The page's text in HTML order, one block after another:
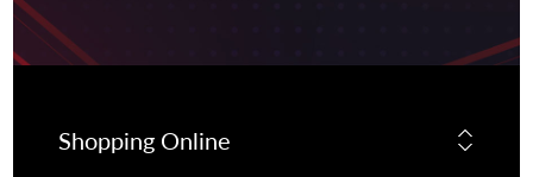
Shopping Online